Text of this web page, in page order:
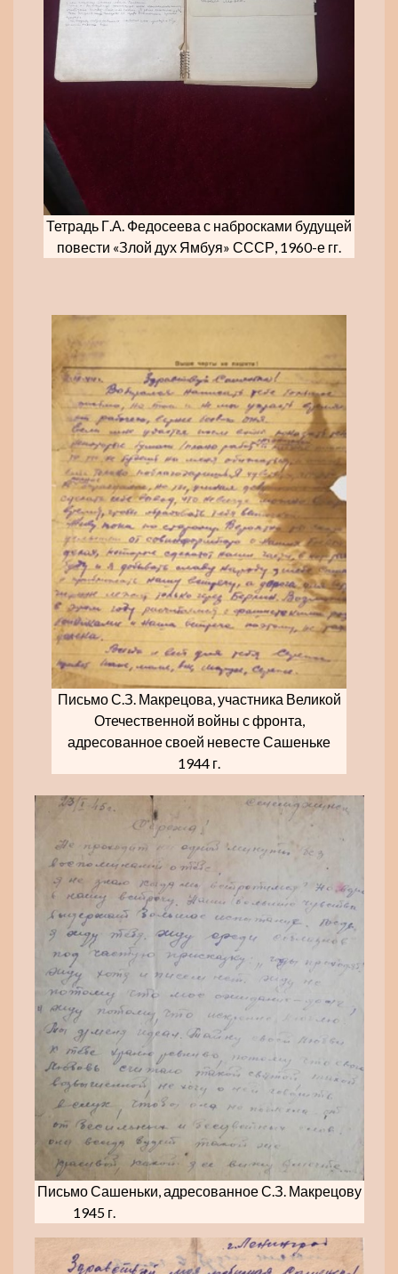
Тетрадь Г.А. Федосеева с набросками будущей
повести «Злой дух Ямбуя» СССР, 1960-е гг.
Письмо С.З. Макрецова, участника Великой
Отечественной войны с фронта,
адресованное своей невесте Сашеньке
1944 г.
Письмо Сашеньки, адресованное С.З. Макрецову
1945 г.